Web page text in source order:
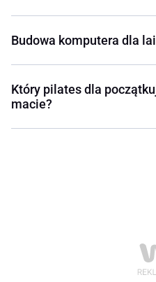
Budowa komputera dla
Który pilates dla
macie?